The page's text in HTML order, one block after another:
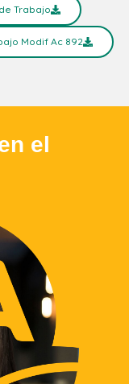
Trabajo
Modif Ac 892
el